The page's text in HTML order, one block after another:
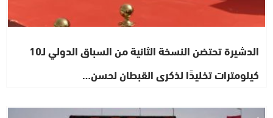
الدشيرة تحتضن النسخة الثانية من السباق الدولي لـ10
كيلومترات تخليدًا لذكرى القبطان لحسن…